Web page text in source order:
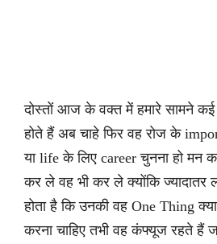
दोस्तों आज के वक्त में हमारे सामने
होते हैं अब चाहे फिर वह रोज के
या life के लिए career चुनना हो मन
कर ले वह भी कर ले क्योंकि ज्यादातर
होता है कि उनकी वह One Thing
करना चाहिए तभी वह कंफ्यूज रहते हैं